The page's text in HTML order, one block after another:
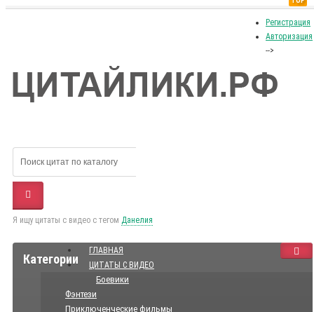
Регистрация
Авторизация
-->
Я ищу цитаты с видео с тегом Данелия
Категории
ГЛАВНАЯ
ЦИТАТЫ С ВИДЕО
Боевики
Фэнтези
Приключенческие фильмы